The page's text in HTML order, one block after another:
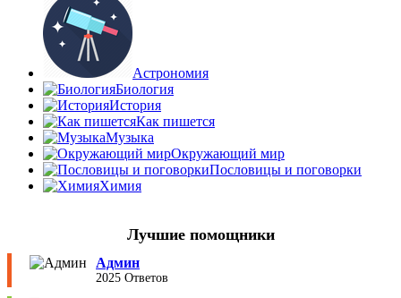
Астрономия
Биология
История
Как пишется
Музыка
Окружающий мир
Пословицы и поговорки
Химия
Лучшие помощники
Админ
2025 Ответов